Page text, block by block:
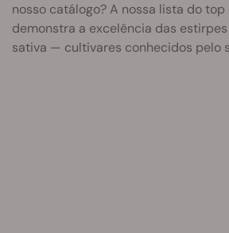
nosso catálogo? A nossa lista do
demonstra a excelência das
sativa — cultivares conhecidos pelo